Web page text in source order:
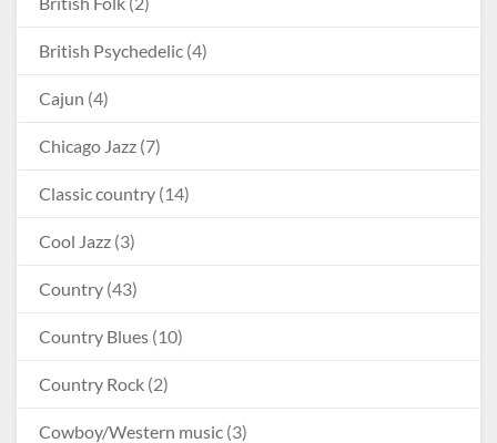
British Psychedelic (4)
Cajun (4)
Chicago Jazz (7)
Classic country (14)
Cool Jazz (3)
Country (43)
Country Blues (10)
Country Rock (2)
Cowboy/Western music (3)